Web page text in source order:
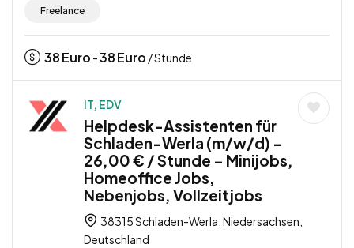
Freelance
38Euro -38Euro / Stunde
IT, EDV
Helpdesk-Assistenten für
Schladen-Werla (m/w/d) –
26,00 € / Stunde – Minijobs,
Homeoffice Jobs,
Nebenjobs, Vollzeitjobs
38315 Schladen-Werla, Niedersachsen,
Deutschland